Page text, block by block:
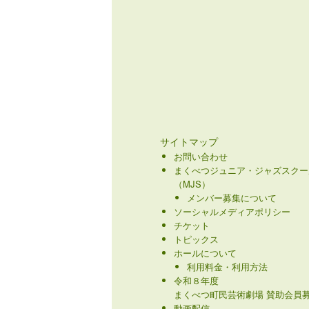
サイトマップ
お問い合わせ
まくべつジュニア・ジャズスク
（MJS）
メンバー募集について
ソーシャルメディアポリシー
チケット
トピックス
ホールについて
利用料金・利用方法
令和８年度
まくべつ町民芸術劇場 賛助会員